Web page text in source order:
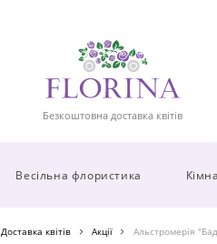
Безкоштовна доставка квітів
Весільна флористика
Доставка квітів Акції Альстромерія